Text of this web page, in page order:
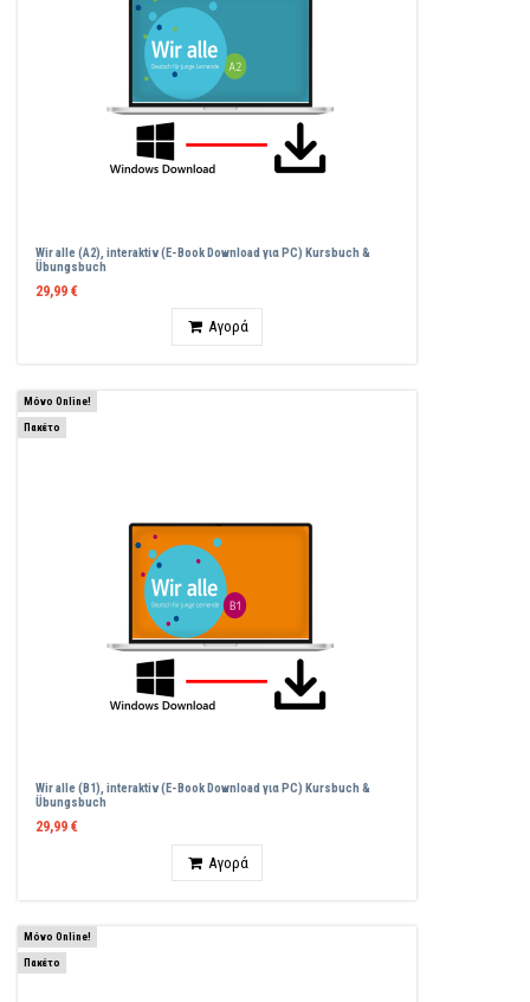
Wir alle (A2), interaktiv (E-Book Download για PC) Kursbuch &
Übungsbuch
29,99 €
Ποσότητα
Αγορά
Μόνο Online!
Πακέτο
Wir alle (B1), interaktiv (E-Book Download για PC) Kursbuch &
Übungsbuch
29,99 €
Αγορά
Μόνο Online!
Πακέτο